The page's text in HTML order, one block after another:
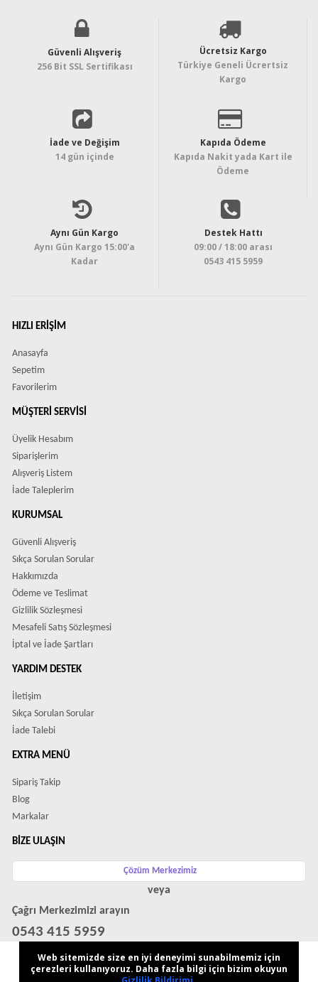
Güvenli Alışveriş
256 Bit SSL Sertifikası
Ücretsiz Kargo
Türkiye Geneli Ücrertsiz
Kargo
İade ve Değişim
14 gün içinde
Kapıda Ödeme
Kapıda Nakit yada Kart ile
Ödeme
Aynı Gün Kargo
Aynı Gün Kargo 15:00'a
Kadar
Destek Hattı
09:00 / 18:00 arası
0543 415 5959
HIZLI ERIŞIM
Anasayfa
Sepetim
Favorilerim
MÜŞTERI SERVISI
Üyelik Hesabım
Siparişlerim
Alışveriş Listem
İade Taleplerim
KURUMSAL
Güvenli Alışveriş
Sıkça Sorulan Sorular
Hakkımızda
Ödeme ve Teslimat
Gizlilik Sözleşmesi
Mesafeli Satış Sözleşmesi
İptal ve İade Şartları
YARDIM DESTEK
İletişim
Sıkça Sorulan Sorular
İade Talebi
EXTRA MENÜ
Sipariş Takip
Blog
Markalar
BIZE ULAŞIN
Çözüm Merkezimiz
veya
Çağrı Merkezimizi arayın
0543 415 5959
WhatsApp Destek Hattı
Web sitemizde size en iyi deneyimi sunabilmemiz için
çerezleri kullanıyoruz. Daha fazla bilgi için bizim okuyun